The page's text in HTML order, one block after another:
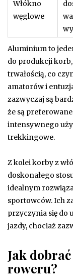
Włókno
węglowe
Aluminium to
do produkcji korb,
trwałością, co
amatorów i
zazwyczaj są
że są
intensywnego
trekkingowe.
Z kolei korby z
doskonałego
idealnym
sportowców. Ich
przyczynia się do
jazdy, chociaż
Jak
roweru?